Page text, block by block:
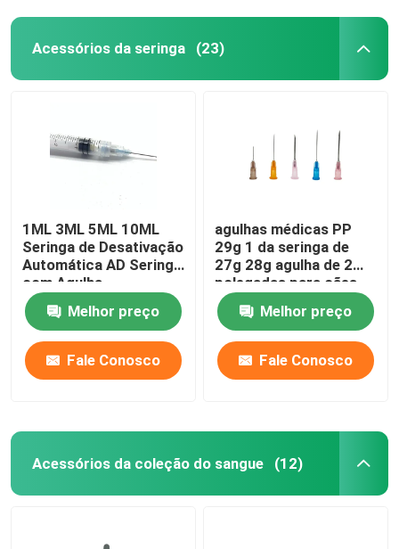
Acessórios da seringa (23)
1ML 3ML 5ML 10ML
Seringa de Desativação
Automática AD Seringa
com Agulha
Melhor preço
Fale Conosco
agulhas médicas PP
29g 1 da seringa de
27g 28g agulha de 2
polegadas para cães
Melhor preço
Fale Conosco
Acessórios da coleção do sangue (12)